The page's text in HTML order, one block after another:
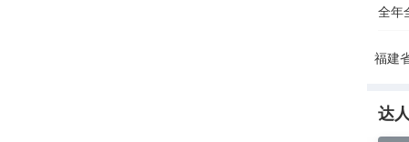
全年
福建
达